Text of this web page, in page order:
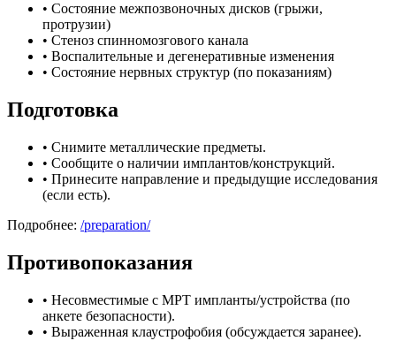
• Состояние межпозвоночных дисков (грыжи,
протрузии)
• Стеноз спинномозгового канала
• Воспалительные и дегенеративные изменения
• Состояние нервных структур (по показаниям)
Подготовка
• Снимите металлические предметы.
• Сообщите о наличии имплантов/конструкций.
• Принесите направление и предыдущие исследования
(если есть).
Подробнее: /preparation/
Противопоказания
• Несовместимые с МРТ импланты/устройства (по
анкете безопасности).
• Выраженная клаустрофобия (обсуждается заранее).